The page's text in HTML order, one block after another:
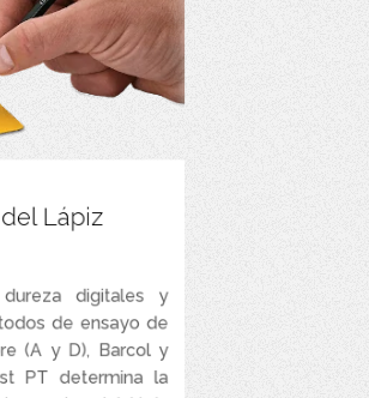
Lápiz
digitales y
de ensayo de
(A y D), Barcol y
PT determina la
6B a 6H- en un
3B, 2B, B, HB, F, H, 2H,
400 para aplanar
antes de la prueba.
para las pruebas.
Dos años de garantía.